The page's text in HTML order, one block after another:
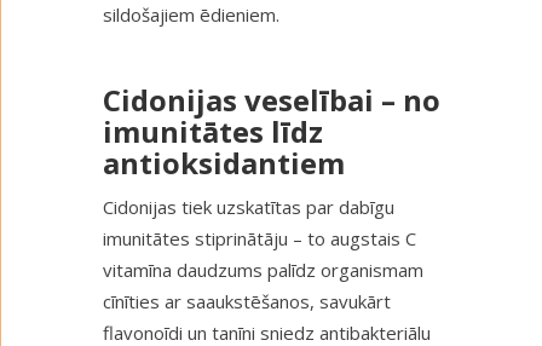
sildošajiem ēdieniem.
Cidonijas veselībai – no
imunitātes līdz
antioksidantiem
Cidonijas tiek uzskatītas par dabīgu
imunitātes stiprinātāju – to augstais C
vitamīna daudzums palīdz organismam
cīnīties ar saaukstēšanos, savukārt
flavonoīdi un tanīni sniedz antibakteriālu